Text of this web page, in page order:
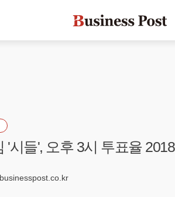
'시들', 오후 3시 투표율